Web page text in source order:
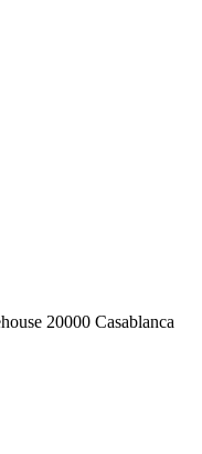
20000 Casablanca